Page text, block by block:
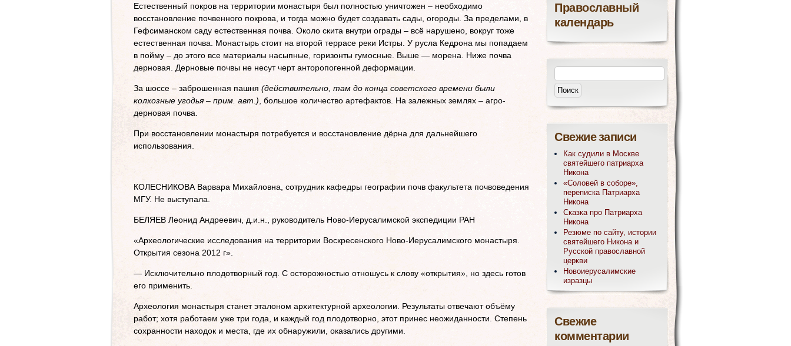
Естественный покров на территории монастыря был полностью уничтожен – необходимо
восстановление почвенного покрова, и тогда можно будет создавать сады, огороды. За пределами, в
Гефсиманском саду естественная почва. Около скита внутри ограды – всё нарушено, вокруг тоже
естественная почва. Монастырь стоит на второй террасе реки Истры. У русла Кедрона мы попадаем
в пойму – до этого все материалы насыпные, горизонты гумосные. Выше — морена. Ниже почва
дерновая. Дерновые почвы не несут черт анторопогенной деформации.
За шоссе – заброшенная пашня (действительно, там до конца советского времени были
колхозные угодья – прим. авт ) , большое количество артефактов. На залежных землях – агро-
дерновая почва.
При восстановлении монастыря потребуется и восстановление дёрна для дальнейшего
использования.
КОЛЕСНИКОВА Варвара Михайловна, сотрудник кафедры географии почв факультета почвоведения
МГУ. Не выступала.
БЕЛЯЕВ Леонид Андреевич, д.и.н., руководитель Ново-Иерусалимской экспедиции РАН
«Археологические исследования на территории Воскресенского Ново-Иерусалимского монастыря.
Открытия сезона 2012 г».
— Исключительно плодотворный год. С осторожностью отношусь к слову «открытия», но здесь готов
его применить.
Археология монастыря станет эталоном архитектурной археологии. Результаты отвечают объёму
работ; хотя работаем уже три года, и каждый год плодотворно, этот принес неожиданности. Степень
сохранности находок и места, где их обнаружили, оказались другими.
Православный
календарь
Свежие записи
Как судили в Москве
святейшего патриарха
Никона
«Соловей в соборе»,
переписка Патриарха
Никона
Сказка про Патриарха
Никона
Резюме по сайту, истории
святейшего Никона и
Русской православной
церкви
Новоиерусалимские
изразцы
Свежие
комментарии